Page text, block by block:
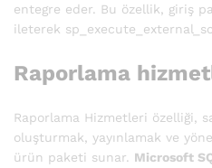
entegre eder. Bu özellik, giriş
ileterek
Raporlama
Raporlama Hizmetleri özelliği,
oluşturmak, yayınlamak ve
ürün paketi sunar. Microsoft